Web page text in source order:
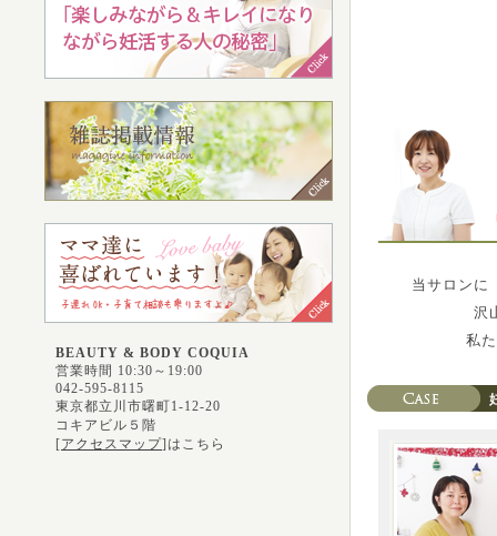
BEAUTY & BODY COQUIA
営業時間 10:30～19:00
042-595-8115
東京都立川市曙町1-12-20
コキアビル５階
[アクセスマップ]はこちら
当サロンに
沢
私